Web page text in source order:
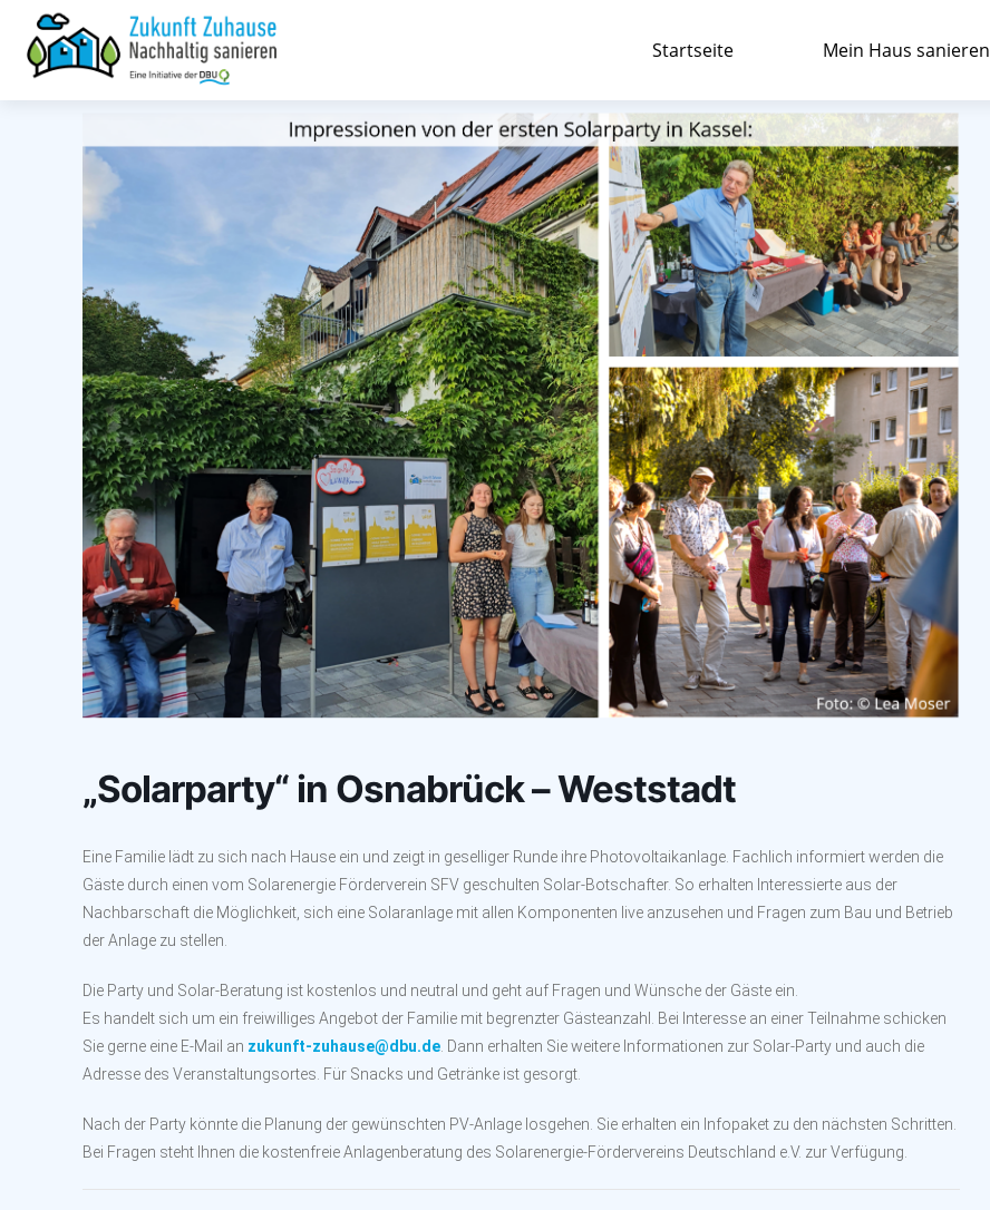
Startseite Mein Haus sanieren
„Solarparty“ in Osnabrück – Weststadt
Eine Familie lädt zu sich nach Hause ein und zeigt in geselliger Runde ihre Photovoltaikanlage. Fachlich informiert werden die
Gäste durch einen vom Solarenergie Förderverein SFV geschulten Solar-Botschafter. So erhalten Interessierte aus der
Nachbarschaft die Möglichkeit, sich eine Solaranlage mit allen Komponenten live anzusehen und Fragen zum Bau und Betrieb
der Anlage zu stellen.
Die Party und Solar-Beratung ist kostenlos und neutral und geht auf Fragen und Wünsche der Gäste ein.
Es handelt sich um ein freiwilliges Angebot der Familie mit begrenzter Gästeanzahl. Bei Interesse an einer Teilnahme schicken
Sie gerne eine E-Mail an zukunft-zuhause@dbu.de . Dann erhalten Sie weitere Informationen zur Solar-Party und auch die
Adresse des Veranstaltungsortes. Für Snacks und Getränke ist gesorgt.
Nach der Party könnte die Planung der gewünschten PV-Anlage losgehen. Sie erhalten ein Infopaket zu den nächsten Schritten.
Bei Fragen steht Ihnen die kostenfreie Anlagenberatung des Solarenergie-Fördervereins Deutschland e.V. zur Verfügung.